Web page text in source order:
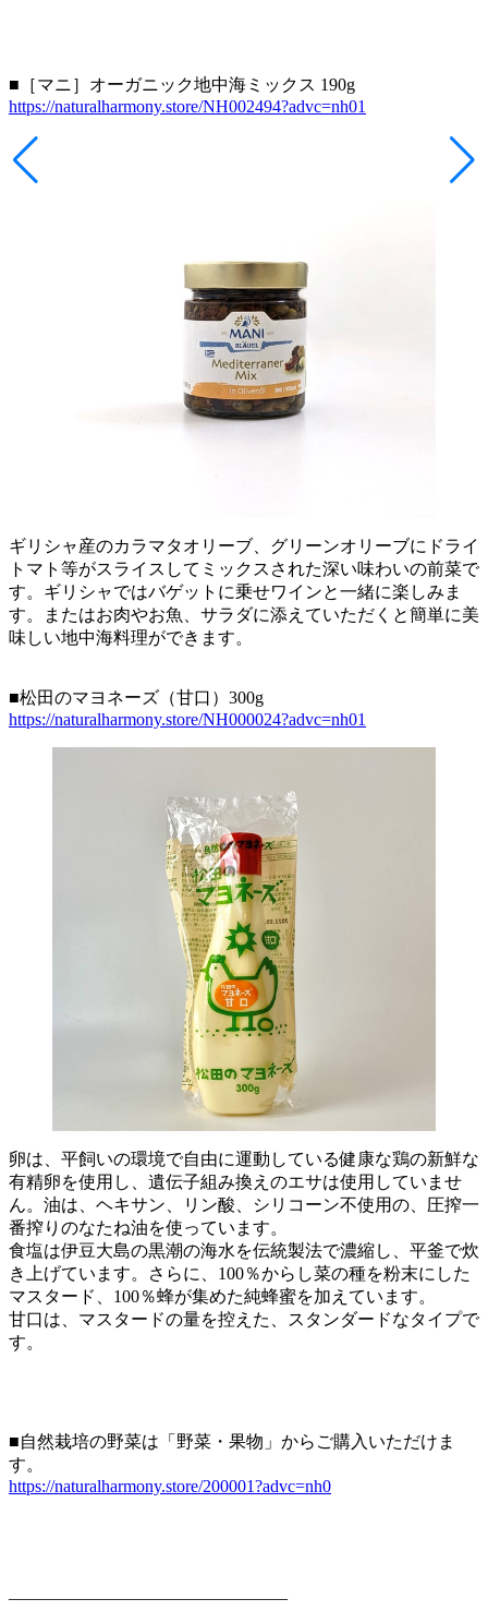
■［マニ］オーガニック地中海ミックス 190g
https://naturalharmony.store/NH002494?advc=nh01
ギリシャ産のカラマタオリーブ、グリーンオリーブにドライ
トマト等がスライスしてミックスされた深い味わいの前菜で
す。ギリシャではバゲットに乗せワインと一緒に楽しみま
す。またはお肉やお魚、サラダに添えていただくと簡単に美
味しい地中海料理ができます。
■松田のマヨネーズ（甘口）300g
https://naturalharmony.store/NH000024?advc=nh01
卵は、平飼いの環境で自由に運動している健康な鶏の新鮮な
有精卵を使用し、遺伝子組み換えのエサは使用していませ
ん。油は、ヘキサン、リン酸、シリコーン不使用の、圧搾一
番搾りのなたね油を使っています。
食塩は伊豆大島の黒潮の海水を伝統製法で濃縮し、平釜で炊
き上げています。さらに、100％からし菜の種を粉末にした
マスタード、100％蜂が集めた純蜂蜜を加えています。
甘口は、マスタードの量を控えた、スタンダードなタイプで
す。
■自然栽培の野菜は「野菜・果物」からご購入いただけま
す。
https://naturalharmony.store/200001?advc=nh0
————————————————